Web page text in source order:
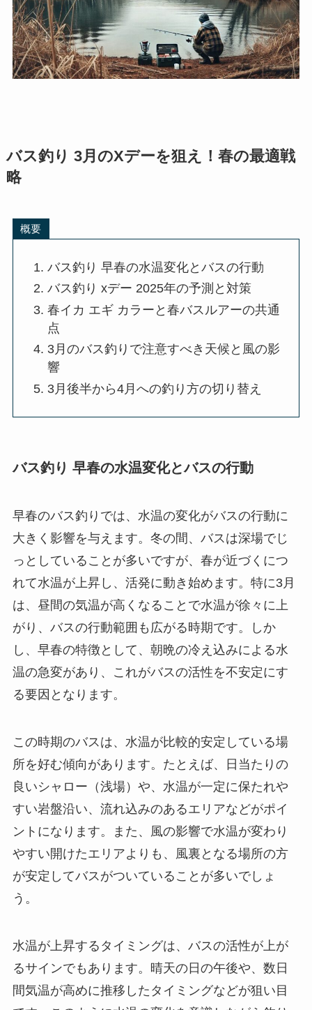
バス釣り 3月のXデーを狙え！春の最適戦
略
概要
バス釣り 早春の水温変化とバスの行動
バス釣り xデー 2025年の予測と対策
春イカ エギ カラーと春バスルアーの共通
点
3月のバス釣りで注意すべき天候と風の影
響
3月後半から4月への釣り方の切り替え
バス釣り 早春の水温変化とバスの行動
早春のバス釣りでは、水温の変化がバスの行動に
大きく影響を与えます。冬の間、バスは深場でじ
っとしていることが多いですが、春が近づくにつ
れて水温が上昇し、活発に動き始めます。特に3月
は、昼間の気温が高くなることで水温が徐々に上
がり、バスの行動範囲も広がる時期です。しか
し、早春の特徴として、朝晩の冷え込みによる水
温の急変があり、これがバスの活性を不安定にす
る要因となります。
この時期のバスは、水温が比較的安定している場
所を好む傾向があります。たとえば、日当たりの
良いシャロー（浅場）や、水温が一定に保たれや
すい岩盤沿い、流れ込みのあるエリアなどがポイ
ントになります。また、風の影響で水温が変わり
やすい開けたエリアよりも、風裏となる場所の方
が安定してバスがついていることが多いでしょ
う。
水温が上昇するタイミングは、バスの活性が上が
るサインでもあります。晴天の日の午後や、数日
間気温が高めに推移したタイミングなどが狙い目